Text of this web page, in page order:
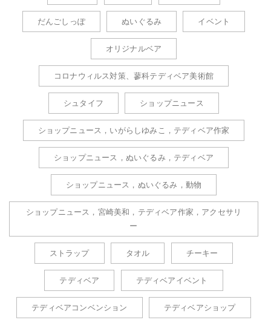
だんごしっぽ ぬいぐるみ イベント
オリジナルベア
コロナウィルス対策、蓼科テディベア美術館
シュタイフ ショップニュース
ショップニュース，いがらしゆみこ，テディベア作家
ショップニュース，ぬいぐるみ，テディベア
ショップニュース，ぬいぐるみ，動物
ショップニュース，宮崎美和，テディベア作家，アクセサリ
ー
ストラップ タオル チーキー
テディベア テディベアイベント
テディベアコンベンション テディベアショップ